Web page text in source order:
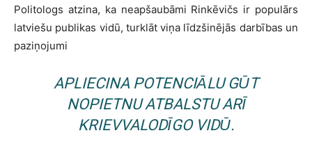
Politologs atzina, ka neapšaubāmi Rinkēvičs ir populārs
latviešu publikas vidū, turklāt viņa līdzšinējās darbības un
paziņojumi
APLIECINA POTENCIĀLU GŪT
NOPIETNU ATBALSTU ARĪ
KRIEVVALODĪGO VIDŪ.